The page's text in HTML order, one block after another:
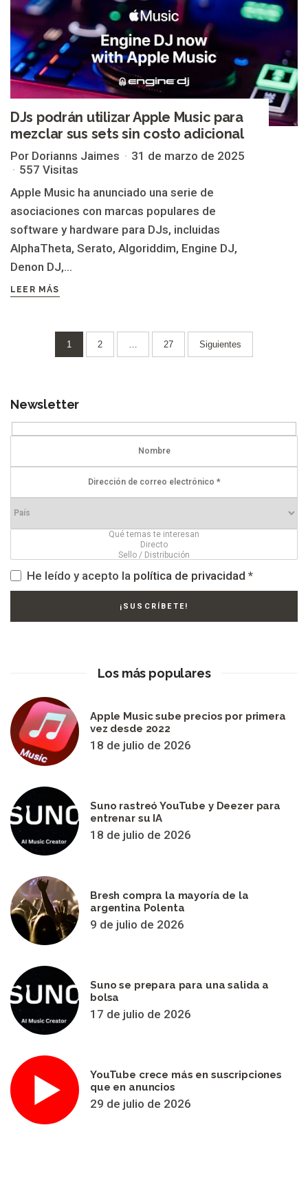
DJs podrán utilizar Apple Music para
mezclar sus sets sin costo adicional
Por Dorianns Jaimes
31 de marzo de 2025
557 Visitas
Apple Music ha anunciado una serie de
asociaciones con marcas populares de
software y hardware para DJs, incluidas
AlphaTheta, Serato, Algoriddim, Engine DJ,
Denon DJ,...
LEER MÁS
Paginación
entradas
1 2 … 27 Siguientes
Newsletter
He leído y acepto la política de privacidad *
Los más populares
Apple Music sube precios por primera
vez desde 2022
18 de julio de 2026
Suno rastreó YouTube y Deezer para
entrenar su IA
18 de julio de 2026
Bresh compra la mayoría de la
argentina Polenta
9 de julio de 2026
Suno se prepara para una salida a
bolsa
17 de julio de 2026
YouTube crece más en suscripciones
que en anuncios
29 de julio de 2026